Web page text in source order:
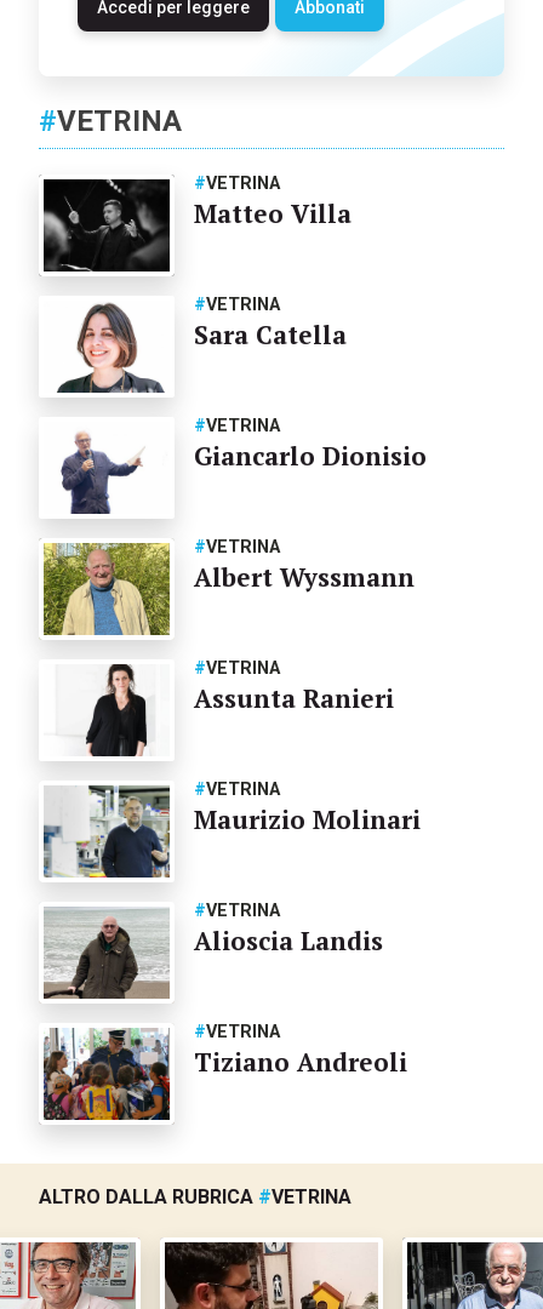
Accedi per leggere Abbonati
#VETRINA
#VETRINA
Matteo Villa
#VETRINA
Sara Catella
#VETRINA
Giancarlo Dionisio
#VETRINA
Albert Wyssmann
#VETRINA
Assunta Ranieri
#VETRINA
Maurizio Molinari
#VETRINA
Alioscia Landis
#VETRINA
Tiziano Andreoli
ALTRO DALLA RUBRICA #VETRINA